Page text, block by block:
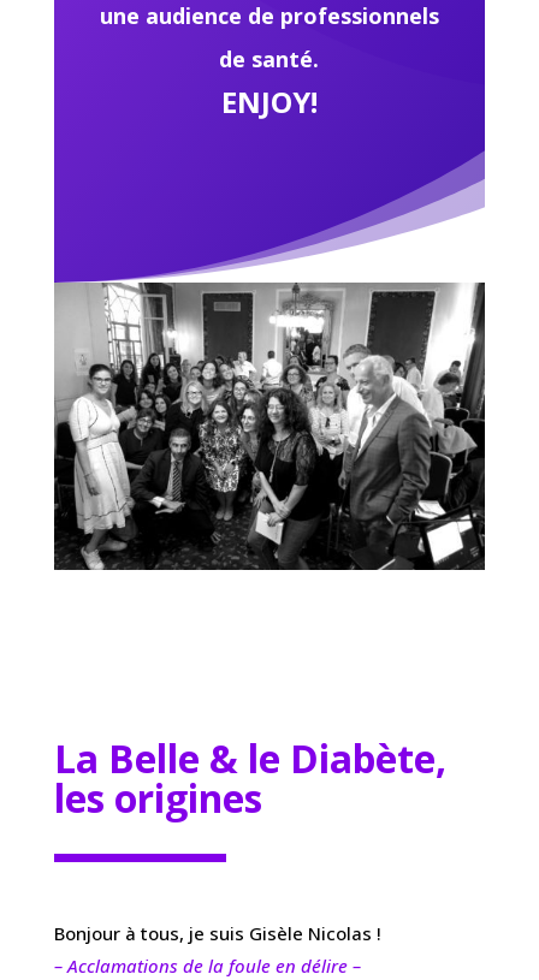
une audience de professionnels
de santé.
ENJOY!
La Belle & le Diabète,
les origines
Bonjour à tous, je suis Gisèle Nicolas !
– Acclamations de la foule en délire –